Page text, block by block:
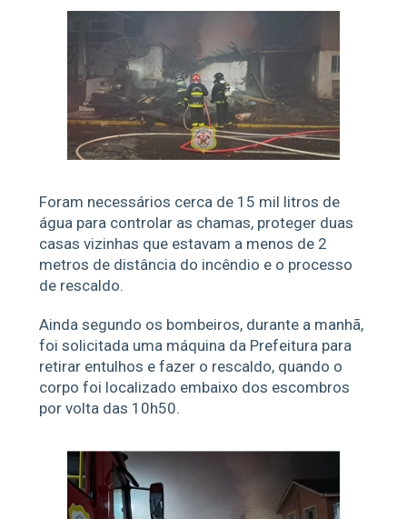
Foram necessários cerca de 15 mil litros de
água para controlar as chamas, proteger duas
casas vizinhas que estavam a menos de 2
metros de distância do incêndio e o processo
de rescaldo.
Ainda segundo os bombeiros, durante a manhã,
foi solicitada uma máquina da Prefeitura para
retirar entulhos e fazer o rescaldo, quando o
corpo foi localizado embaixo dos escombros
por volta das 10h50.